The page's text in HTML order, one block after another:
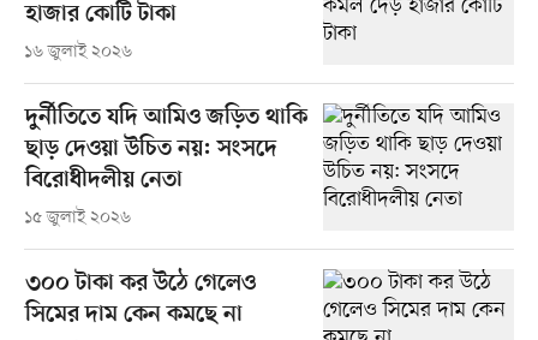
হাজার কোটি টাকা
১৬ জুলাই ২০২৬
দুর্নীতিতে যদি আমিও জড়িত থাকি
ছাড় দেওয়া উচিত নয়: সংসদে
বিরোধীদলীয় নেতা
১৫ জুলাই ২০২৬
৩০০ টাকা কর উঠে গেলেও
সিমের দাম কেন কমছে না